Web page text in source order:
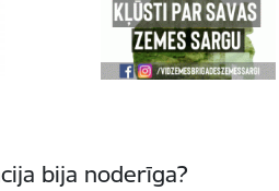
bija noderīga?